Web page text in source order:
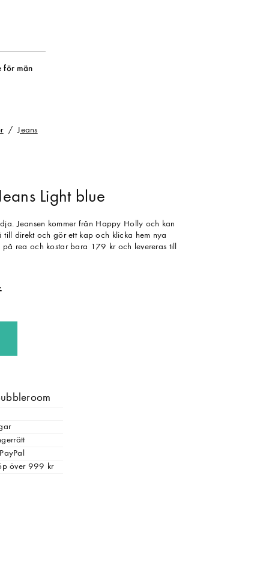
för män
Jeans
Light blue
Jeansen kommer från Happy Holly och kan
till direkt och gör ett kap och klicka hem nya
på rea och kostar bara 179 kr och levereras till
över 999 kr